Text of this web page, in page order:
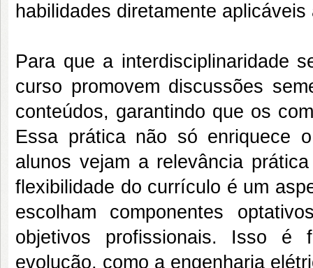
habilidades diretamente
Para que a interdisciplinaridade
curso promovem discussões
conteúdos, garantindo que os
Essa prática não só enriquece
alunos vejam a relevância
flexibilidade do currículo é um
escolham componentes
objetivos profissionais. Isso é
evolução, como a engenharia